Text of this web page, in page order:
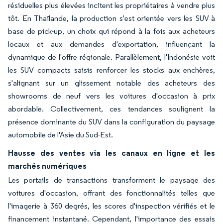
résiduelles plus élevées incitent les propriétaires à vendre plus
tôt. En Thaïlande, la production s'est orientée vers les SUV à
base de pick-up, un choix qui répond à la fois aux acheteurs
locaux et aux demandes d'exportation, influençant la
dynamique de l'offre régionale. Parallèlement, l'Indonésie voit
les SUV compacts saisis renforcer les stocks aux enchères,
s'alignant sur un glissement notable des acheteurs des
showrooms de neuf vers les voitures d'occasion à prix
abordable. Collectivement, ces tendances soulignent la
présence dominante du SUV dans la configuration du paysage
automobile de l'Asie du Sud-Est.
Hausse des ventes via les canaux en ligne et les
marchés numériques
Les portails de transactions transforment le paysage des
voitures d'occasion, offrant des fonctionnalités telles que
l'imagerie à 360 degrés, les scores d'inspection vérifiés et le
financement instantané. Cependant, l'importance des essais